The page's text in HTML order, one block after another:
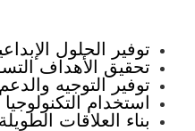
توفير الحلول
تحقيق الأهداف
توفير التوجيه والدعم
استخدام التكنولوجيا
بناء العلاقات